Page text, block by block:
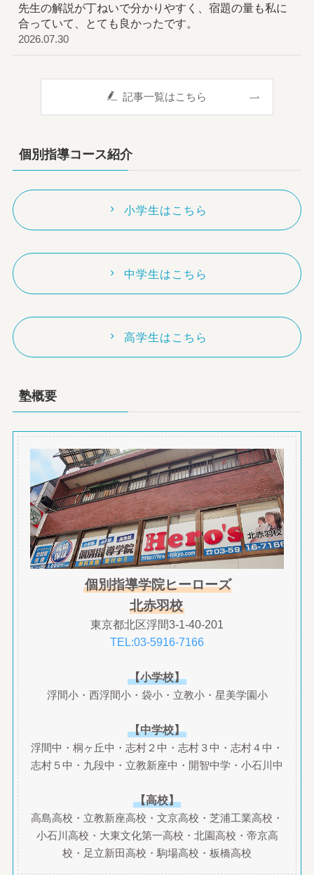
先生の解説が丁ねいで分かりやすく、宿題の量も私に
合っていて、とても良かったです。
2026.07.30
記事一覧はこちら
個別指導コース紹介
小学生はこちら
中学生はこちら
高学生はこちら
塾概要
個別指導学院ヒーローズ
北赤羽校
東京都北区浮間3-1-40-201
TEL:03-5916-7166
【小学校】
浮間小・西浮間小・袋小・立教小・星美学園小
【中学校】
浮間中・桐ヶ丘中・志村２中・志村３中・志村４中・
志村５中・九段中・立教新座中・開智中学・小石川中
【高校】
高島高校・立教新座高校・文京高校・芝浦工業高校・
小石川高校・大東文化第一高校・北園高校・帝京高
校・足立新田高校・駒場高校・板橋高校